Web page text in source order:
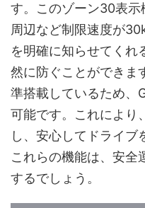
す。このゾーン30表
周辺など制限速度が
を明確に知らせてくれ
然に防ぐことができま
準搭載しているため、
可能です。これにより
し、安心してドライブ
これらの機能は、安全
するでしょう。